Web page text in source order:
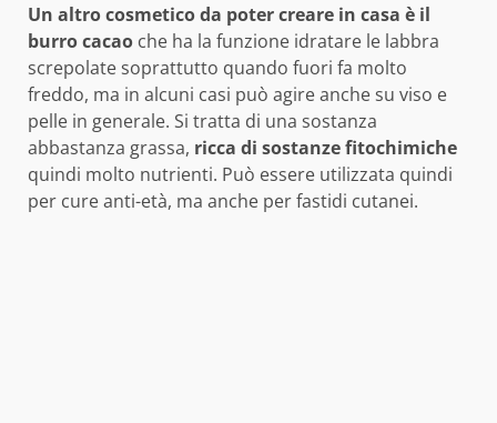
Un altro cosmetico da poter creare in casa è il
burro cacao che ha la funzione idratare le labbra
screpolate soprattutto quando fuori fa molto
freddo, ma in alcuni casi può agire anche su viso e
pelle in generale. Si tratta di una sostanza
abbastanza grassa, ricca di sostanze fitochimiche
quindi molto nutrienti. Può essere utilizzata quindi
per cure anti-età, ma anche per fastidi cutanei.